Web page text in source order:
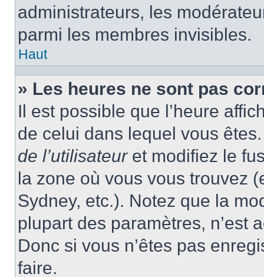
administrateurs, les
parmi les membres invisibles.
Haut
» Les heures ne sont pas
Il est possible que l’heure
de celui dans lequel vous
de l’utilisateuret modifiez le
la zone où vous vous trouvez
Sydney, etc.). Notez que la
plupart des paramètres, n’est
Donc si vous n’êtes pas
faire.